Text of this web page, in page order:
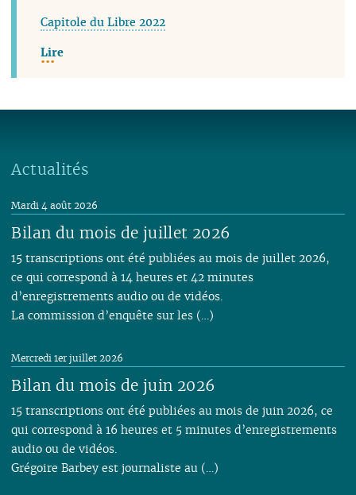
Capitole du Libre 2022
Lire
Actualités
Bilan du mois de juillet 2026
Mardi 4 août 2026
15 transcriptions ont été publiées au mois de juillet 2026,
ce qui correspond à 14 heures et 42 minutes
d’enregistrements audio ou de vidéos.
La commission d’enquête sur les (…)
Bilan du mois de juin 2026
Mercredi 1er juillet 2026
15 transcriptions ont été publiées au mois de juin 2026, ce
qui correspond à 16 heures et 5 minutes d’enregistrements
audio ou de vidéos.
Grégoire Barbey est journaliste au (…)